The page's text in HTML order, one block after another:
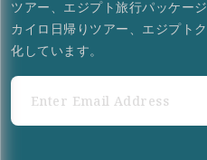
ツアー、エジプト旅行パッケー
カイロ日帰りツアー、エジプト
化しています。